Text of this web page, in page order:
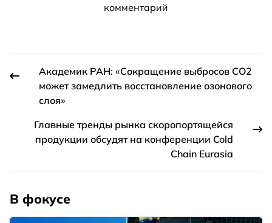
комментарий
Академик РАН: «Сокращение выбросов CO2
может замедлить восстановление озонового
слоя»
Главные тренды рынка скоропортящейся
продукции обсудят на конференции Cold
Chain Eurasia
В фокусе